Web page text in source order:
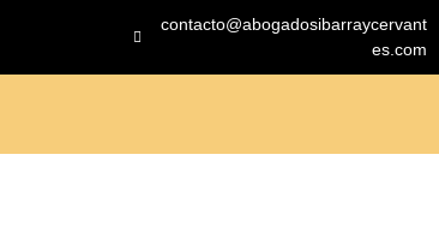
contacto@abogadosibarraycervant
es.com